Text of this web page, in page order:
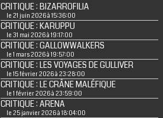
CRITIQUE : BIZARROFILIA
le 21 juin 2026 à 15:36:00
CRITIQUE : KARUPPU
le 31 mai 2026 à 19:17:00
CRITIQUE : GALLOWWALKERS
le 1 mars 2026 à 19:57:00
CRITIQUE : LES VOYAGES DE GULLIVER
le 15 février 2026 à 23:28:00
CRITIQUE : LE CRÂNE MALÉFIQUE
le 1 février 2026 à 23:59:00
CRITIQUE : ARENA
le 25 janvier 2026 à 18:04:00